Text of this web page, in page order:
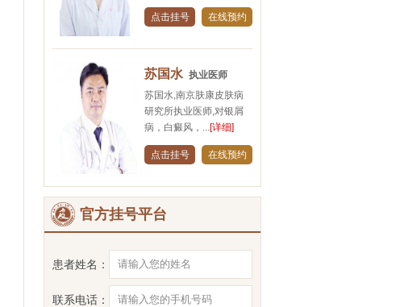
点击挂号 在线预约
苏国水 执业医师
苏国水,南京肤康皮肤病
研究所执业医师,对银屑
病，白癜风，...[详细]
点击挂号 在线预约
官方挂号平台
患者姓名：
联系电话：